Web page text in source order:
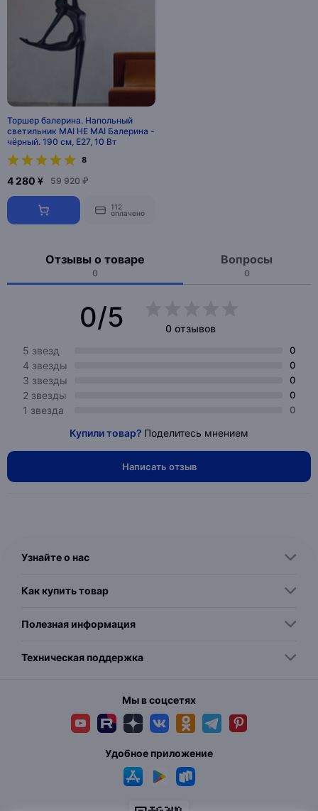
Торшер балерина. Напольный
светильник MAI HE MAI Балерина -
чёрный. 190 см, E27, 10 Вт
8
4 280 ¥ 59 920 ₽
112
оплачено
Отзывы о товаре
0
Вопросы
0
0/5
0 отзывов
5 звезд
0
4 звезды 0
3 звезды 0
2 звезды 0
1 звезда 0
Купили товар? Поделитесь мнением
Написать отзыв
Узнайте о нас
Как купить товар
Полезная информация
Техническая поддержка
Мы в соцсетях
Удобное приложение